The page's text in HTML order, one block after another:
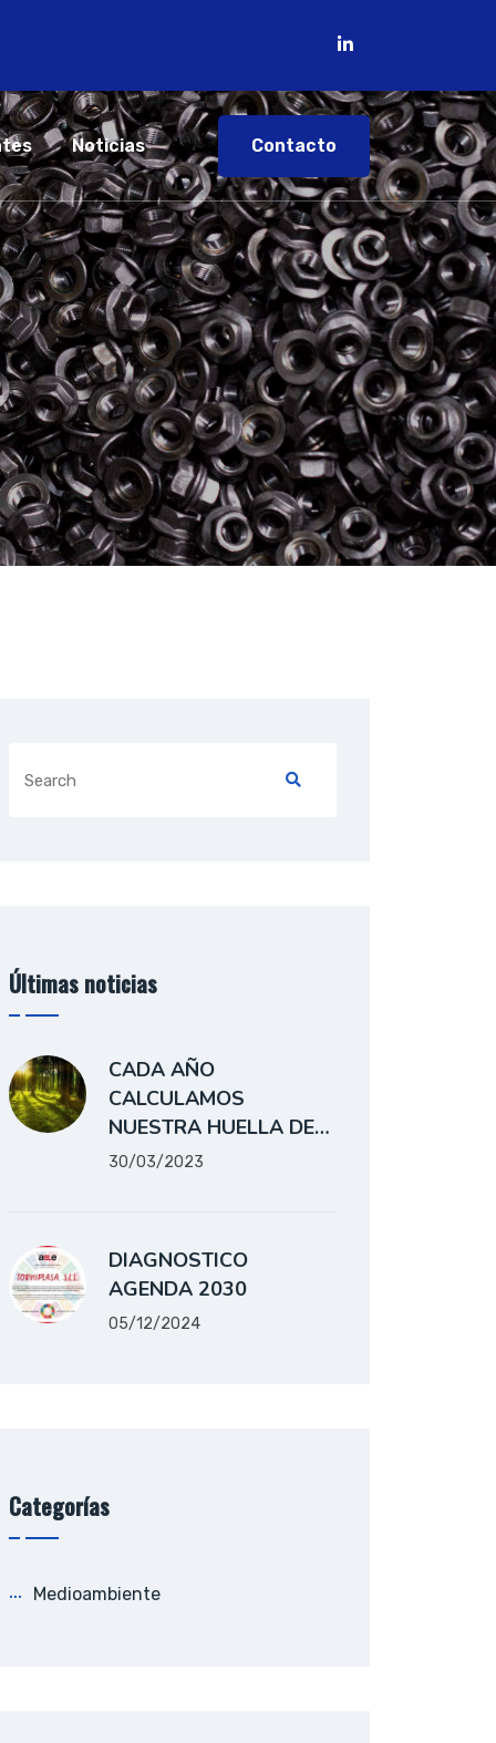
Noticias Contacto
for:
Últimas noticias
CADA AÑO
CALCULAMOS
NUESTRA HUELLA DE…
30/03/2023
DIAGNOSTICO
AGENDA 2030
05/12/2024
Categorías
Medioambiente